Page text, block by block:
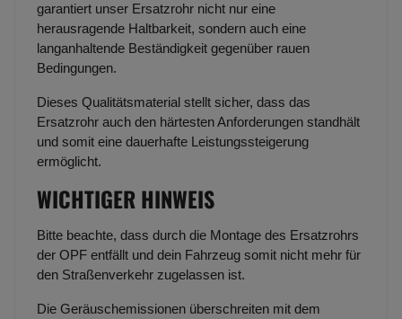
garantiert unser Ersatzrohr nicht nur eine
herausragende Haltbarkeit, sondern auch eine
langanhaltende Beständigkeit gegenüber rauen
Bedingungen.
Dieses Qualitätsmaterial stellt sicher, dass das
Ersatzrohr auch den härtesten Anforderungen standhält
und somit eine dauerhafte Leistungssteigerung
ermöglicht.
WICHTIGER HINWEIS
Bitte beachte, dass durch die Montage des Ersatzrohrs
der OPF entfällt und dein Fahrzeug somit nicht mehr für
den Straßenverkehr zugelassen ist.
Die Geräuschemissionen überschreiten mit dem